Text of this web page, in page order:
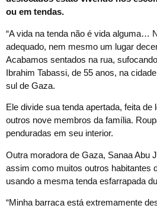
ou em tendas.
“A vida na tenda não é vida alguma…
adequado, nem mesmo um lugar
Acabamos sentados na rua,
Ibrahim Tabassi, de 55 anos, na
sul de Gaza.
Ele divide sua tenda apertada, feita de
outros nove membros da família.
penduradas em seu interior.
Outra moradora de Gaza, Sanaa Abu
assim como muitos outros habitantes
usando a mesma tenda esfarrapada
“Minha barraca está extremamente